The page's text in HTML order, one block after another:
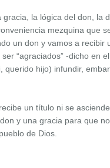
la lógica del don, la
mezquina que
un don y vamos a recibir
“agraciados” -dicho en
hijo) infundir,
un título ni se
y una gracia para que
de Dios.